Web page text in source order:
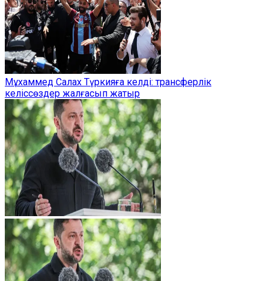
Мұхаммед Салах Түркияға келді: трансферлік
келіссөздер жалғасып жатыр